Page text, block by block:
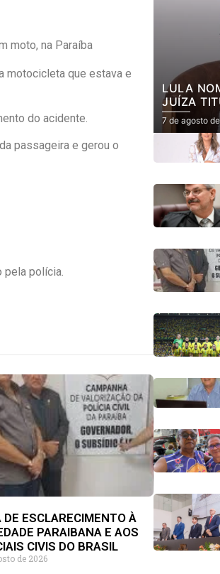
motocicleta que estava e
do acidente.
passageira e gerou o
polícia.
DE ESCLARECIMENTO À
PARAIBANA E AOS
CIVIS DO BRASIL
de 2026
LULA
JUÍZA
7 de agosto